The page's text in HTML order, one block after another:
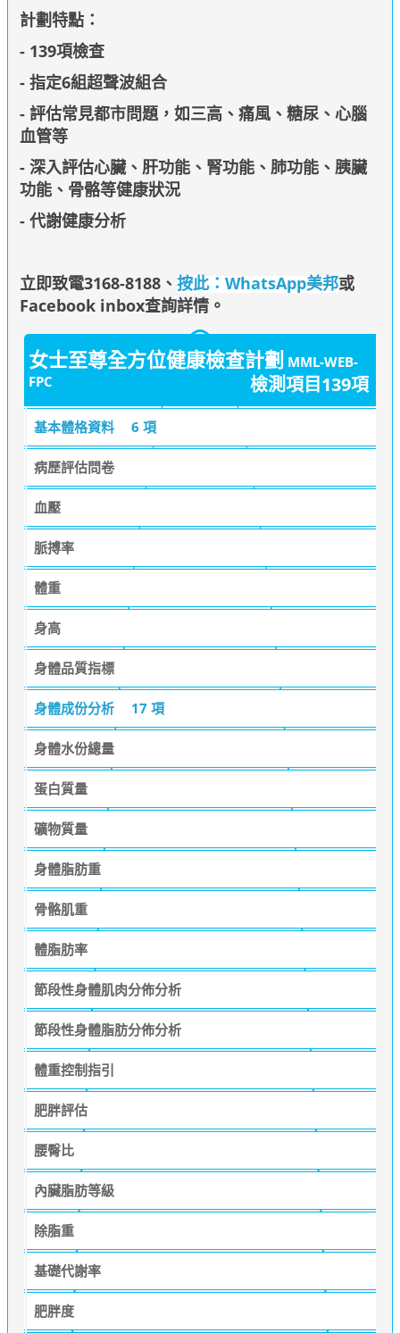
計劃特點：
- 139項檢查
- 指定6組超聲波組合
- 評估常見都市問題，如三高、痛風、糖尿、心腦
血管等
- 深入評估心臟、肝功能、腎功能、肺功能、胰臟
功能、骨骼等健康狀況
- 代謝健康分析
立即致電3168-8188、 按此：WhatsApp美邦或
Facebook inbox查詢詳情。
女士至尊全方位健康檢查計劃 MML-WEB-
FPC
檢測項目139項
基本體格資料 6 項
病歷評估問卷
血壓
脈搏率
體重
身高
身體品質指標
身體成份分析 17 項
身體水份總量
蛋白質量
礦物質量
身體脂肪重
骨骼肌重
體脂肪率
節段性身體肌肉分佈分析
節段性身體脂肪分佈分析
體重控制指引
肥胖評估
腰臀比
內臟脂肪等級
除脂重
基礎代謝率
肥胖度